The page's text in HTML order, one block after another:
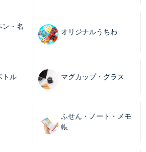
ン・名
オリジナルうちわ
トル マグカップ・グラス
ふせん・ノート・メモ
帳